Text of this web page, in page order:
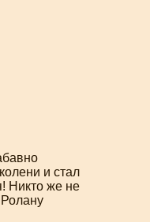
и стал
Никто же не